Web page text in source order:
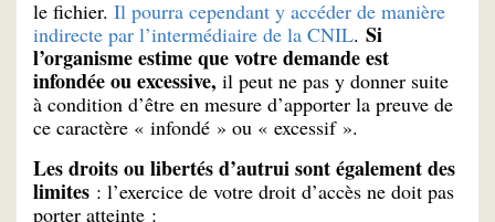
le fichier. Il pourra cependant y accéder de manière
indirecte par l’intermédiaire de la CNIL. Si
l’organisme estime que votre demande est
infondée ou excessive, il peut ne pas y donner suite
à condition d’être en mesure d’apporter la preuve de
ce caractère « infondé » ou « excessif ».
Les droits ou libertés d’autrui sont également des
limites : l’exercice de votre droit d’accès ne doit pas
porter atteinte :